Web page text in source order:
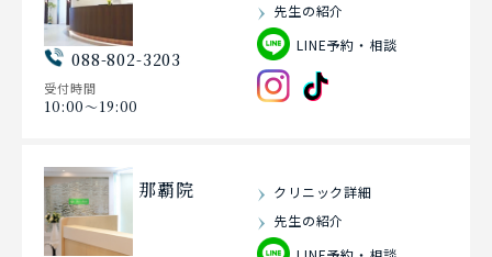
088-802-3203
受付時間
10:00〜19:00
先生の紹介
LINE予約・相談
那覇院
クリニック詳細
先生の紹介